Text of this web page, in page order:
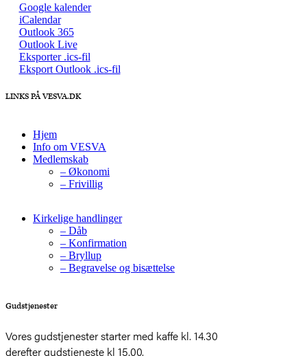
Google kalender
iCalendar
Outlook 365
Outlook Live
Eksporter .ics-fil
Eksport Outlook .ics-fil
LINKS PÅ VESVA.DK
Hjem
Info om VESVA
Medlemskab
– Økonomi
– Frivillig
Kirkelige handlinger
– Dåb
– Konfirmation
– Bryllup
– Begravelse og bisættelse
Gudstjenester
Vores gudstjenester starter med kaffe kl. 14.30
derefter gudstjeneste kl 15.00.